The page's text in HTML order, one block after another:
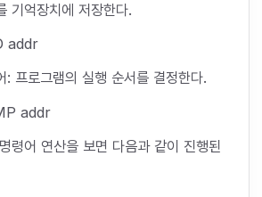
기억장치에 저장한다.
addr
: 프로그램의 실행 순서를 결정한다.
addr
어 연산을 보면 다음과 같이 진행된